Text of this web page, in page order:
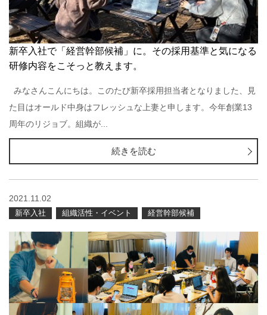
新卒入社で「経営幹部候補」に。その採用基準と気になる
研修内容をこそっと教えます。
みなさんこんにちは。このたび新卒採用担当者となりました、見
た目はオールド中身はフレッシュな上妻と申します。今年創業13
周年のリジョブ。組織が...
続きを読む
2021.11.02
新卒入社 組織活性・イベント 経営幹部候補